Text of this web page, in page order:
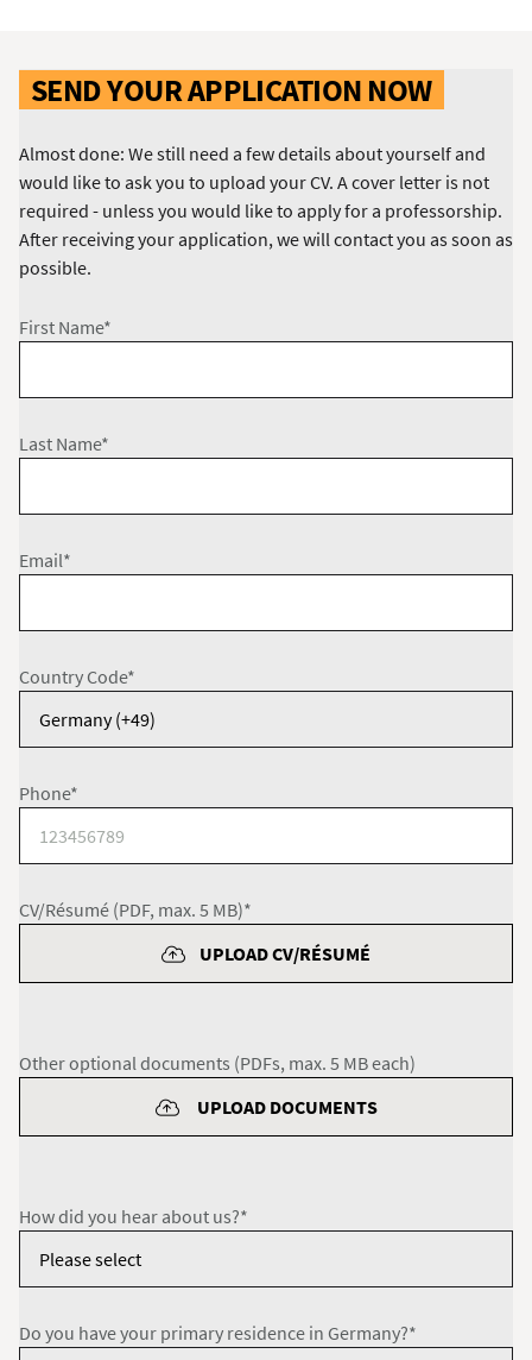
SEND YOUR APPLICATION NOW
Almost done: We still need a few details about yourself and
would like to ask you to upload your CV. A cover letter is not
required - unless you would like to apply for a professorship.
After receiving your application, we will contact you as soon as
possible.
First Name*
Last Name*
Email*
Country Code*
Phone*
CV/Résumé (PDF, max. 5 MB)*
UPLOAD CV/RÉSUMÉ
Other optional documents (PDFs, max. 5 MB each)
UPLOAD DOCUMENTS
How did you hear about us?*
Do you have your primary residence in Germany?*